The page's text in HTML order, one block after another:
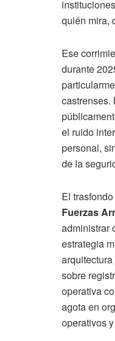
quién mira,
Ese
durante
castrenses.
el ruido
personal,
de la
El
Fuerzas
administrar
estrategia
sobre
operativa
agota en
operativos